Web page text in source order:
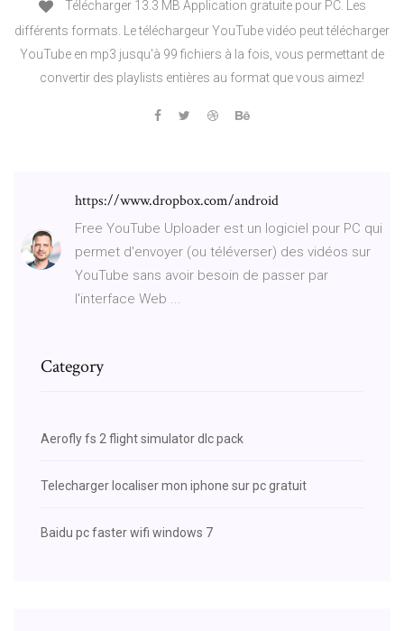
Télécharger 13.3 MB Application gratuite pour PC. Les
différents formats. Le téléchargeur YouTube vidéo peut télécharger
YouTube en mp3 jusqu'à 99 fichiers à la fois, vous permettant de
convertir des playlists entières au format que vous aimez!
https://www.dropbox.com/android
Free YouTube Uploader est un logiciel pour PC qui
permet d'envoyer (ou téléverser) des vidéos sur
YouTube sans avoir besoin de passer par
l'interface Web ...
Category
Aerofly fs 2 flight simulator dlc pack
Telecharger localiser mon iphone sur pc gratuit
Baidu pc faster wifi windows 7